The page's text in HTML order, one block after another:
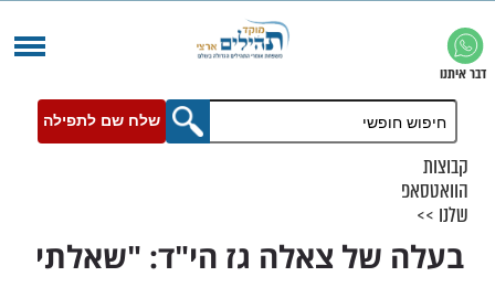
שלח שם לתפילה